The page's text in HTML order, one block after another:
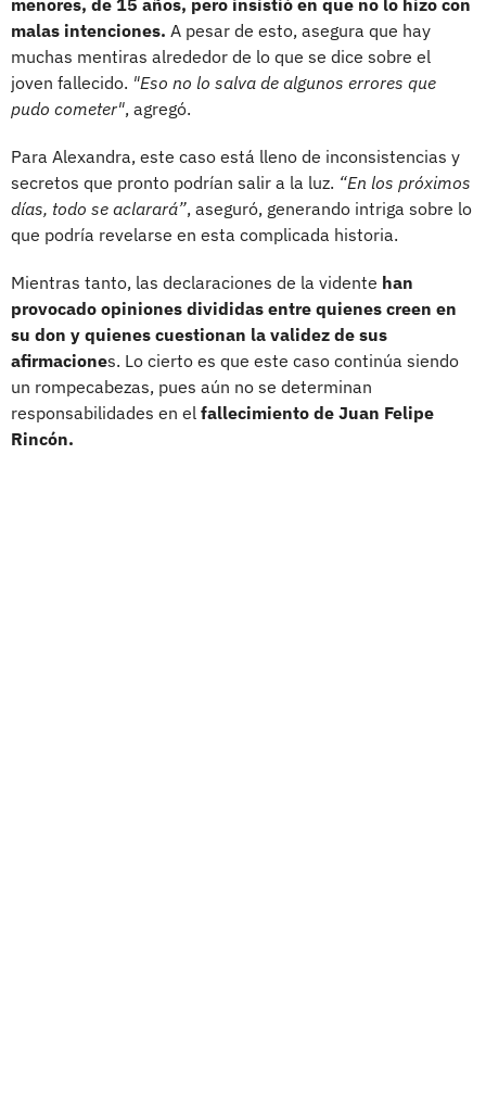
menores, de 15 años, pero insistió en que no lo hizo con
malas intenciones. A pesar de esto, asegura que hay
muchas mentiras alrededor de lo que se dice sobre el
joven fallecido. "Eso no lo salva de algunos errores que
pudo cometer", agregó.
Para Alexandra, este caso está lleno de inconsistencias y
secretos que pronto podrían salir a la luz. “En los próximos
días, todo se aclarará”, aseguró, generando intriga sobre lo
que podría revelarse en esta complicada historia.
Mientras tanto, las declaraciones de la vidente han
provocado opiniones divididas entre quienes creen en
su don y quienes cuestionan la validez de sus
afirmaciones. Lo cierto es que este caso continúa siendo
un rompecabezas, pues aún no se determinan
responsabilidades en el fallecimiento de Juan Felipe
Rincón.